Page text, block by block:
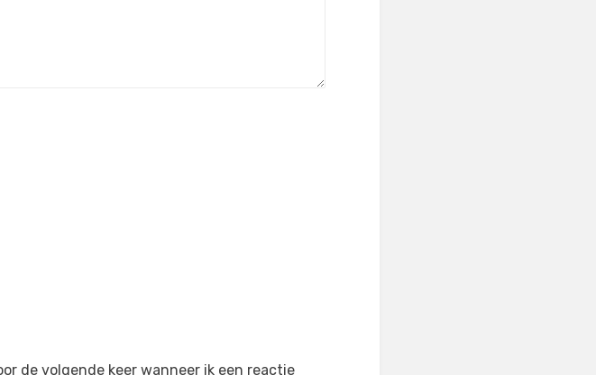
de volgende keer wanneer ik een reactie